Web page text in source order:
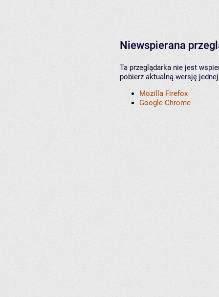
Niewspierana
Ta przeglądarka nie jest
pobierz aktualną wersję
Mozilla Firefox
Google Chrome